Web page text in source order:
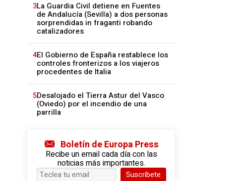
3La Guardia Civil detiene en Fuentes
de Andalucía (Sevilla) a dos personas
sorprendidas in fraganti robando
catalizadores
4El Gobierno de España restablece los
controles fronterizos a los viajeros
procedentes de Italia
5Desalojado el Tierra Astur del Vasco
(Oviedo) por el incendio de una
parrilla
Boletín de Europa Press
Recibe un email cada día con las
noticias más importantes.
Suscríbete